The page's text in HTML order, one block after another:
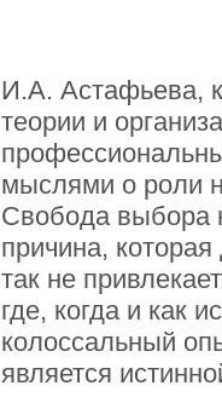
И.А. Астафьева,
теории и
мыслями о роли
Свобода выбора
причина,
так не
где, когда и как
колоссальный
является